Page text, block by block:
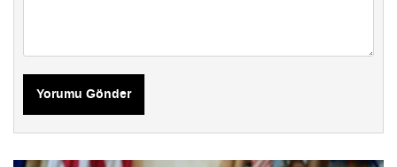
Yorumu Gönder